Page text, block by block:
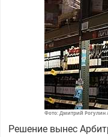
Фото: Дмитрий Рогулин
Решение вынес